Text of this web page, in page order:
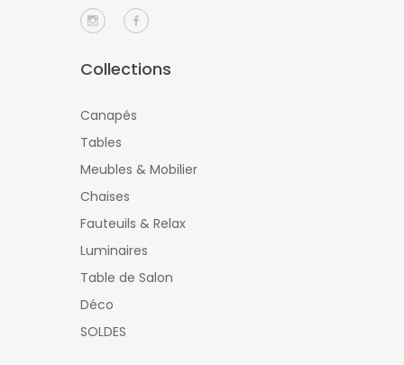
Collections
Canapés
Tables
Meubles & Mobilier
Chaises
Fauteuils & Relax
Luminaires
Table de Salon
Déco
SOLDES